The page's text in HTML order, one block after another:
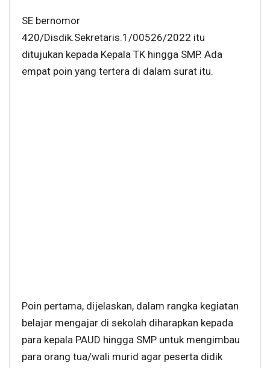
SE bernomor
420/Disdik.Sekretaris.1/00526/2022 itu
ditujukan kepada Kepala TK hingga SMP. Ada
empat poin yang tertera di dalam surat itu.
Poin pertama, dijelaskan, dalam rangka kegiatan
belajar mengajar di sekolah diharapkan kepada
para kepala PAUD hingga SMP untuk mengimbau
para orang tua/wali murid agar peserta didik